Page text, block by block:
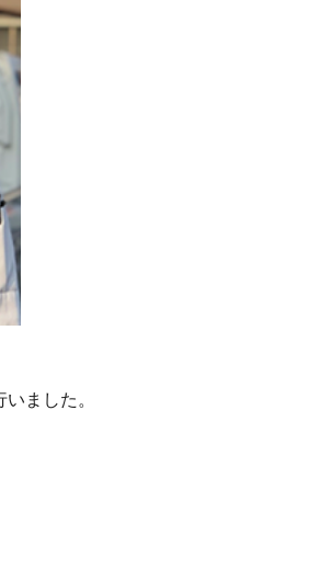
ました。